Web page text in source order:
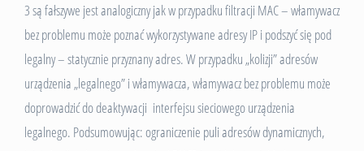
3 są fałszywe jest analogiczny jak w przypadku filtracji MAC – włamywacz
bez problemu może poznać wykorzystywane adresy IP i podszyć się pod
legalny – statycznie przyznany adres. W przypadku „kolizji” adresów
urządzenia „legalnego” i włamywacza, włamywacz bez problemu może
doprowadzić do deaktywacji interfejsu sieciowego urządzenia
legalnego. Podsumowując: ograniczenie puli adresów dynamicznych,